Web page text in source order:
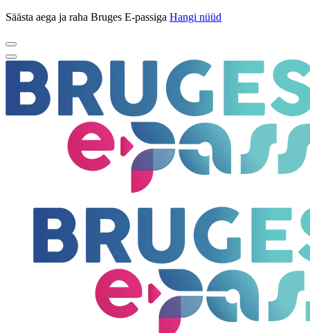
Säästa aega ja raha Bruges E-passiga Hangi nüüd